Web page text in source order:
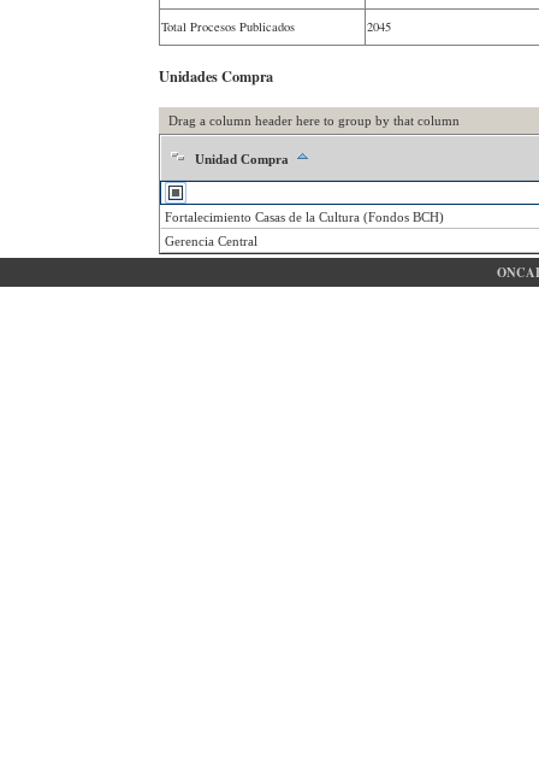
Total Procesos Publicados 2045
Unidades Compra
Drag a column header here to group by that column
Unidad Compra
Fortalecimiento Casas de la Cultura (Fondos BCH)
Gerencia Central